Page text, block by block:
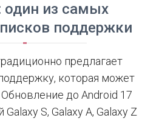
один из самых
поддержки
предлагает
которая может
до Android 17
S, Galaxy A, Galaxy Z